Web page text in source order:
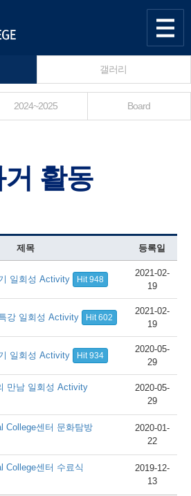
갤러리
2024~2025 Board
활동
제목 등록일
일회성 Activity Hit 948
2021-02-
19
강 일회성 Activity Hit 602
2021-02-
19
일회성 Activity Hit 934
2020-05-
29
만남 일회성 Activity
2020-05-
29
College센터 문화탐방
2020-01-
22
College센터 수료식
2019-12-
13